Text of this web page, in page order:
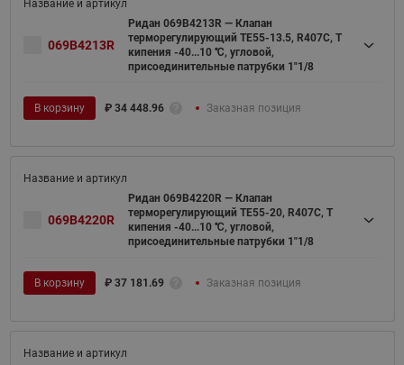
069B4213R
Ридан 069B4213R — Клапан
терморегулирующий TE55-13.5, R407C, T
кипения -40...10 ℃, угловой,
присоединительные патрубки 1"1/8
В корзину ₽ 34 448.96 Заказная позиция
069B4220R
Ридан 069B4220R — Клапан
терморегулирующий TE55-20, R407C, T
кипения -40...10 ℃, угловой,
присоединительные патрубки 1"1/8
В корзину ₽ 37 181.69 Заказная позиция